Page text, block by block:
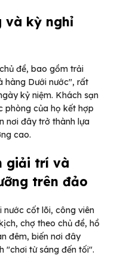
và kỳ nghỉ
đề, bao gồm trải
hàng Dưới nước", rất
kỷ niệm. Khách sạn
phòng của họ kết hợp
nơi đây trở thành lựa
cao.
giải trí và
trên đảo
nước cốt lõi, công viên
chợ theo chủ đề, hồ
đêm, biến nơi đây
"chơi từ sáng đến tối".